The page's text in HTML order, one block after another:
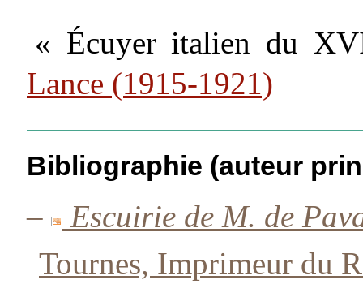
« Écuyer italien du
Lance (1915-1921)
Bibliographie (auteur
–
Escuirie de M. de
Tournes, Imprimeur du